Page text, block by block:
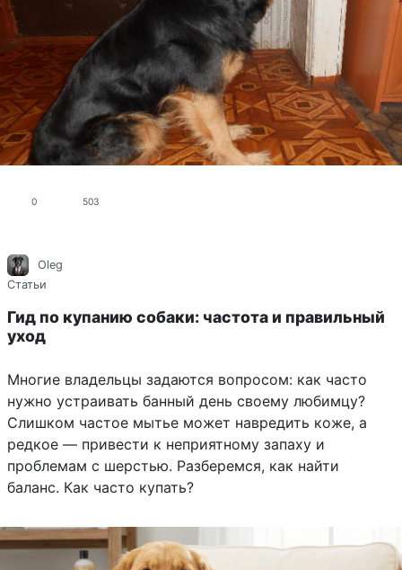
0 503
Oleg
Статьи
Гид по купанию собаки: частота и правильный
уход
Многие владельцы задаются вопросом: как часто
нужно устраивать банный день своему любимцу?
Слишком частое мытье может навредить коже, а
редкое — привести к неприятному запаху и
проблемам с шерстью. Разберемся, как найти
баланс. Как часто купать?